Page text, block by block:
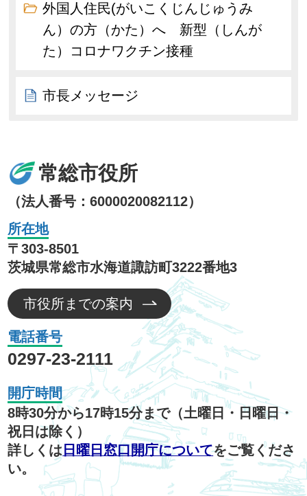
外国人住民(がいこくじんじゅうみ
ん）の方（かた）へ 新型（しんが
た）コロナワクチン接種
市長メッセージ
常総市役所
（法人番号：6000020082112）
所在地
〒303-8501
茨城県常総市水海道諏訪町3222番地3
市役所までの案内
電話番号
0297-23-2111
開庁時間
8時30分から17時15分まで（土曜日・日曜日・
祝日は除く）
詳しくは 日曜日窓口開庁についてをご覧くださ
い。